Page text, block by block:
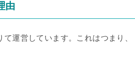
由
運営しています。これはつまり、